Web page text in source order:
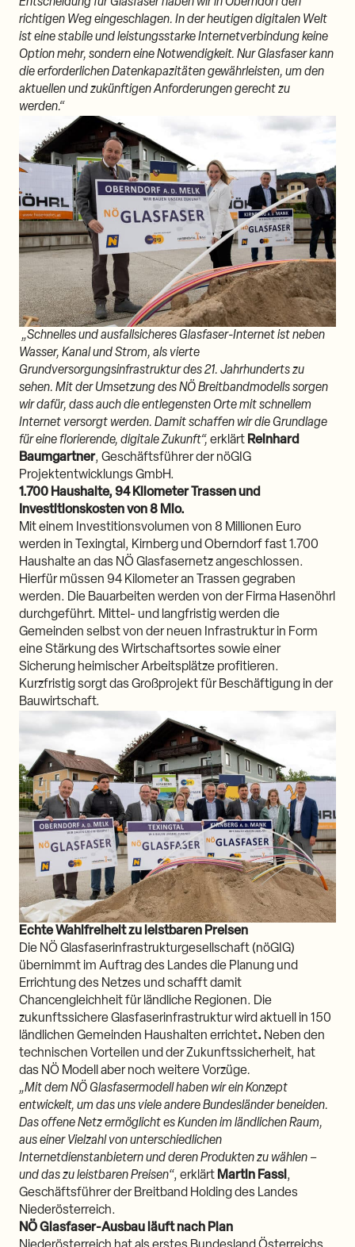
richtigen Weg eingeschlagen. In der heutigen digitalen Welt
ist eine stabile und leistungsstarke Internetverbindung keine
Option mehr, sondern eine Notwendigkeit. Nur Glasfaser kann
die erforderlichen Datenkapazitäten gewährleisten, um den
aktuellen und zukünftigen Anforderungen gerecht zu
werden.“
„Schnelles und ausfallsicheres Glasfaser-Internet ist neben
Wasser, Kanal und Strom, als vierte
Grundversorgungsinfrastruktur des 21. Jahrhunderts zu
sehen. Mit der Umsetzung des NÖ Breitbandmodells sorgen
wir dafür, dass auch die entlegensten Orte mit schnellem
Internet versorgt werden. Damit schaffen wir die Grundlage
für eine florierende, digitale Zukunft“, erklärt Reinhard
Baumgartner, Geschäftsführer der nöGIG
Projektentwicklungs GmbH.
1.700 Haushalte, 94 Kilometer Trassen und
Investitionskosten von 8 Mio.
Mit einem Investitionsvolumen von 8 Millionen Euro
werden in Texingtal, Kirnberg und Oberndorf fast 1.700
Haushalte an das NÖ Glasfasernetz angeschlossen.
Hierfür müssen 94 Kilometer an Trassen gegraben
werden. Die Bauarbeiten werden von der Firma Hasenöhrl
durchgeführt. Mittel- und langfristig werden die
Gemeinden selbst von der neuen Infrastruktur in Form
eine Stärkung des Wirtschaftsortes sowie einer
Sicherung heimischer Arbeitsplätze profitieren.
Kurzfristig sorgt das Großprojekt für Beschäftigung in der
Bauwirtschaft.
Echte Wahlfreiheit zu leistbaren Preisen
Die NÖ Glasfaserinfrastrukturgesellschaft (nöGIG)
übernimmt im Auftrag des Landes die Planung und
Errichtung des Netzes und schafft damit
Chancengleichheit für ländliche Regionen. Die
zukunftssichere Glasfaserinfrastruktur wird aktuell in 150
ländlichen Gemeinden Haushalten errichtet. Neben den
technischen Vorteilen und der Zukunftssicherheit, hat
das NÖ Modell aber noch weitere Vorzüge.
„Mit dem NÖ Glasfasermodell haben wir ein Konzept
entwickelt, um das uns viele andere Bundesländer beneiden.
Das offene Netz ermöglicht es Kunden im ländlichen Raum,
aus einer Vielzahl von unterschiedlichen
Internetdienstanbietern und deren Produkten zu wählen –
und das zu leistbaren Preisen“, erklärt Martin Fassl ,
Geschäftsführer der Breitband Holding des Landes
Niederösterreich.
NÖ Glasfaser-Ausbau läuft nach Plan